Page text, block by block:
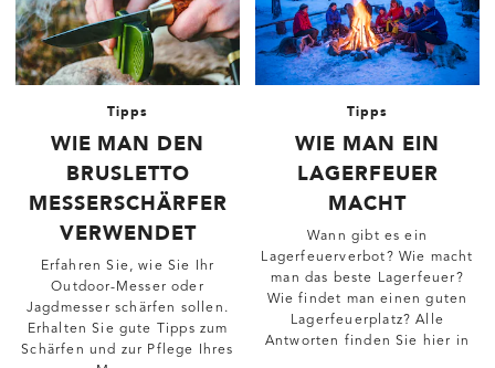
Tipps
WIE MAN DEN
BRUSLETTO
MESSERSCHÄRFER
VERWENDET
Erfahren Sie, wie Sie Ihr
Outdoor-Messer oder
Jagdmesser schärfen sollen.
Erhalten Sie gute Tipps zum
Schärfen und zur Pflege Ihres
Tipps
WIE MAN EIN
LAGERFEUER
MACHT
Wann gibt es ein
Lagerfeuerverbot? Wie macht
man das beste Lagerfeuer?
Wie findet man einen guten
Lagerfeuerplatz? Alle
Antworten finden Sie hier in